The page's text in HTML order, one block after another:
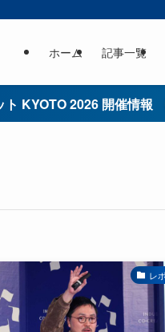
ホーム 記事一覧
ト KYOTO 2026 開催情報
レ